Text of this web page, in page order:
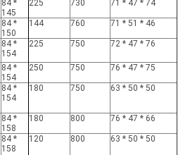
84 *
145
225 730 71 * 47 * 74
84 *
150
144 760 71 * 51 * 46
84 *
154
225 750 72 * 47 * 76
84 *
154
250 750 76 * 47 * 75
84 *
154
180 750 63 * 50 * 50
84 *
158
180 800 76 * 47 * 66
84 *
158
120 800 63 * 50 * 50